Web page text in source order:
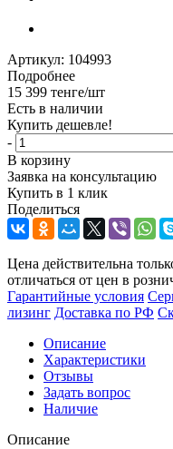
Артикул: 104993
Подробнее
15 399 тенге/шт
Есть в наличии
Купить дешевле!
-
В корзину
Заявка на консультацию
Купить в 1 клик
Поделиться
Цена действительна
отличаться от цен в
Гарантийные условия
лизинг Доставка по РФ
Описание
Характеристики
Отзывы
Задать вопрос
Наличие
Описание